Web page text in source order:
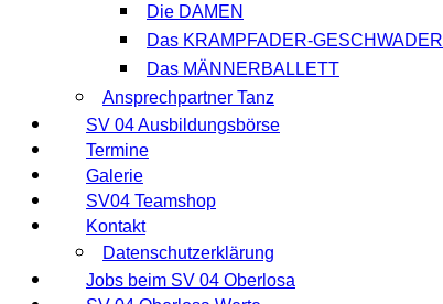
Die DAMEN
Das KRAMPFADER-GESCHWADER
Das MÄNNERBALLETT
Ansprechpartner Tanz
SV 04 Ausbildungsbörse
Termine
Galerie
SV04 Teamshop
Kontakt
Datenschutzerklärung
Jobs beim SV 04 Oberlosa